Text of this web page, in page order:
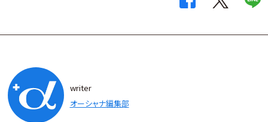
writer
オーシャナ編集部